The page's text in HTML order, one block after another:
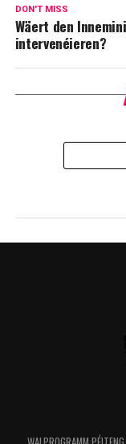
DON'T MISS
Wäert den
intervenéieren?